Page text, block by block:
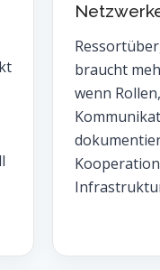
braucht
wenn